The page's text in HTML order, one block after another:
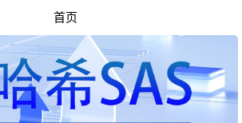
首页